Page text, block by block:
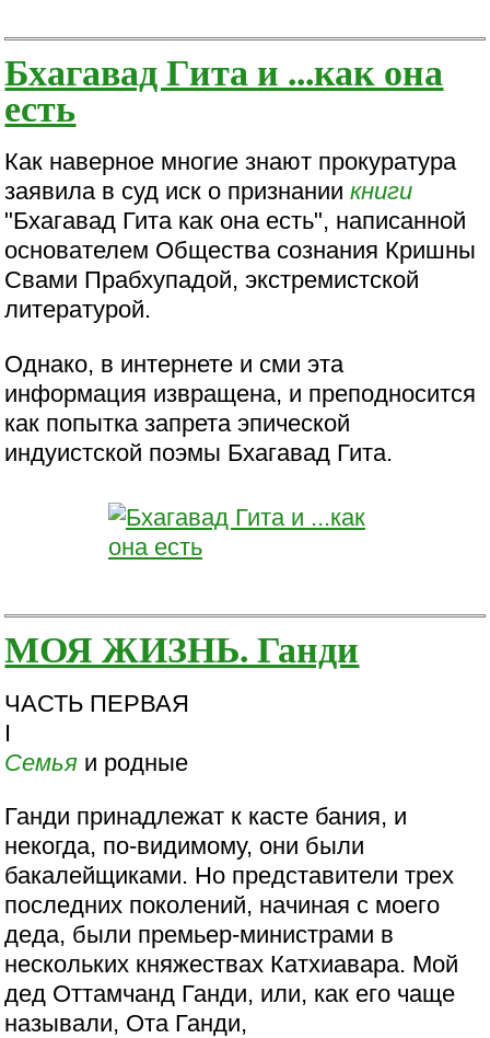
Бхагавад Гита и ...как она
есть
Как наверное многие знают прокуратура
заявила в суд иск о признаниикниги
"Бхагавад Гита как она есть", написанной
основателем Общества сознания Кришны
Свами Прабхупадой, экстремистской
литературой.
Однако, в интернете и сми эта
информация извращена, и преподносится
как попытка запрета эпической
индуистской поэмы Бхагавад Гита.
МОЯ ЖИЗНЬ. Ганди
ЧАСТЬ ПЕРВАЯ
I
Семья и родные
Ганди принадлежат к касте бания, и
некогда, по-видимому, они были
бакалейщиками. Но представители трех
последних поколений, начиная с моего
деда, были премьер-министрами в
нескольких княжествах Катхиавара. Мой
дед Оттамчанд Ганди, или, как его чаще
называли, Ота Ганди,